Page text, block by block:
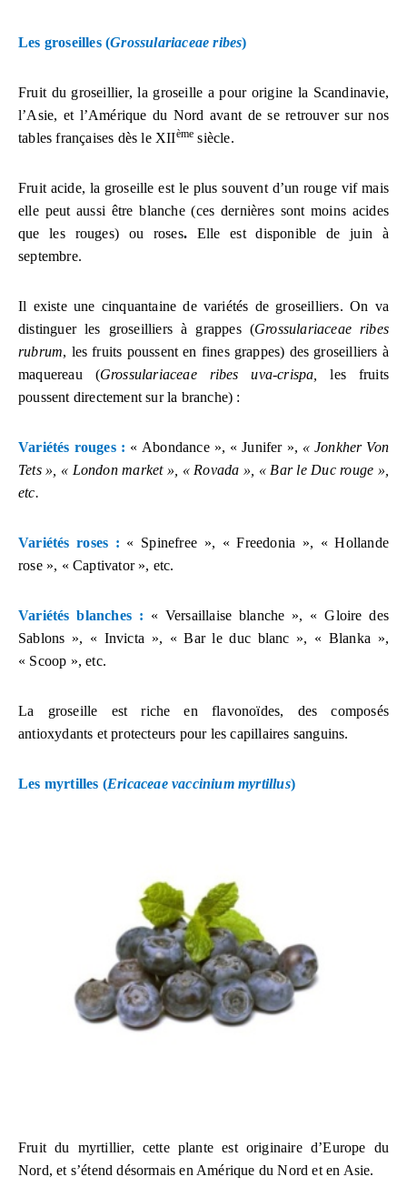
Les groseilles (Grossulariaceae ribes)
Fruit du groseillier, la groseille a pour origine la Scandinavie,
l’Asie, et l’Amérique du Nord avant de se retrouver sur nos
tables françaises dès le XIIème siècle.
Fruit acide, la groseille est le plus souvent d’un rouge vif mais
elle peut aussi être blanche (ces dernières sont moins acides
que les rouges) ou roses. Elle est disponible de juin à
septembre.
Il existe une cinquantaine de variétés de groseilliers. On va
distinguer les groseilliers à grappes (Grossulariaceae ribes
rubrum, les fruits poussent en fines grappes) des groseilliers à
maquereau (Grossulariaceae ribes uva-crispa,les fruits
poussent directement sur la branche) :
Variétés rouges : « Abondance », « Junifer », « Jonkher Von
Tets », « London market », « Rovada », « Bar le Duc rouge »,
etc.
Variétés roses : « Spinefree », « Freedonia », « Hollande
rose », « Captivator », etc.
Variétés blanches : « Versaillaise blanche », « Gloire des
Sablons », « Invicta », « Bar le duc blanc », « Blanka »,
« Scoop », etc.
La groseille est riche en flavonoïdes, des composés
antioxydants et protecteurs pour les capillaires sanguins.
Les myrtilles (Ericaceae vaccinium myrtillus)
Fruit du myrtillier, cette plante est originaire d’Europe du
Nord, et s’étend désormais en Amérique du Nord et en Asie.